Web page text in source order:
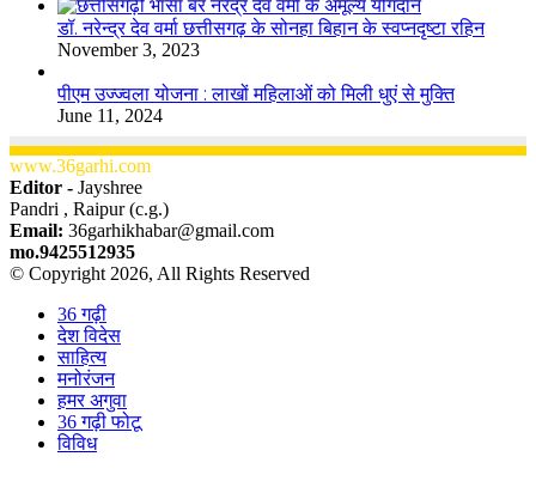
डॉ. नरेन्द्र देव वर्मा छत्तीसगढ़ के सोनहा बिहान के स्वप्नदृष्टा रहिन
November 3, 2023
पीएम उज्ज्वला योजना : लाखों महिलाओं को मिली धुएं से मुक्ति
June 11, 2024
www.36garhi.com
Editor - Jayshree
Pandri , Raipur (c.g.)
Email: 36garhikhabar@gmail.com
mo.9425512935
© Copyright 2026, All Rights Reserved
36 गढ़ी
देश विदेस
साहित्य
मनोरंजन
हमर अगुवा
36 गढ़ी फोटू
विविध